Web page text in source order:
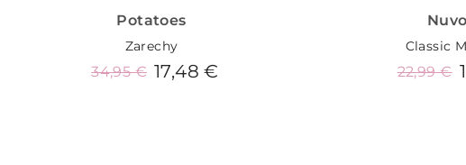
Potatoes
Zarechy
17,48 €
34,95 €
Classic
22,99 €